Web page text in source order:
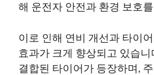
해 운전자 안전과 환경 보호
이로 인해 연비 개선과 타이
효과가 크게 향상되고 있습
결합된 타이어가 등장하며,